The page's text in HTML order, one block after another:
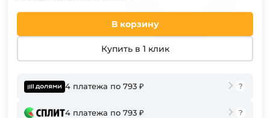
В корзину
Купить в 1 клик
4 платежа по 793 ₽
4 платежа по 793 ₽